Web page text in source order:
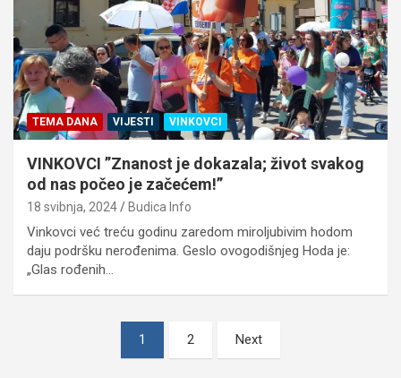
TEMA DANA VIJESTI VINKOVCI
VINKOVCI ”Znanost je dokazala; život svakog
od nas počeo je začećem!”
18 svibnja, 2024 Budica Info
Vinkovci već treću godinu zaredom miroljubivim hodom
daju podršku nerođenima. Geslo ovogodišnjeg Hoda je:
„Glas rođenih…
1 2 Next